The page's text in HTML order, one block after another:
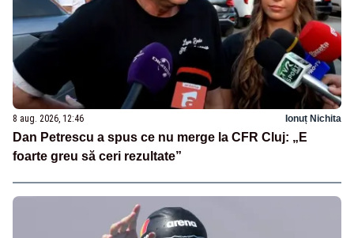
8 aug. 2026, 12:46 Ionuț Nichita
Dan Petrescu a spus ce nu merge la CFR Cluj: „E
foarte greu să ceri rezultate”